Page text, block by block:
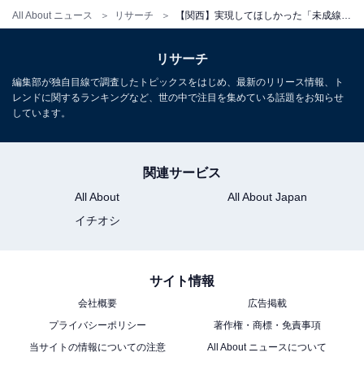
All About ニュース リサーチ
こちらもおすすめ
【関東】実現してほしかった「未成線」ランキ
ング！ 2位「東京山手急行電鉄」、1位は？
リサーチ
編集部が独自目線で調査したトピックスをはじめ、最新のリリース情報、ト
レンドに関するランキングなど、世の中で注目を集めている話題をお知らせ
しています。
関連サービス
All About
All About Japan
イチオシ
サイト情報
会社概要
広告掲載
プライバシーポリシー
著作権・商標・免責事項
当サイトの情報についての注意
All About ニュースについて